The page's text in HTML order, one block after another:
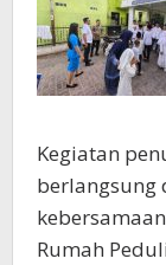
Kegiatan
berlangsung
Rumah